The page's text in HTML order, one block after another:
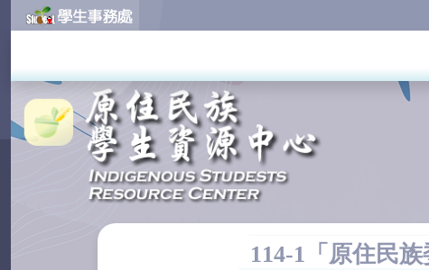
114-1「原住民